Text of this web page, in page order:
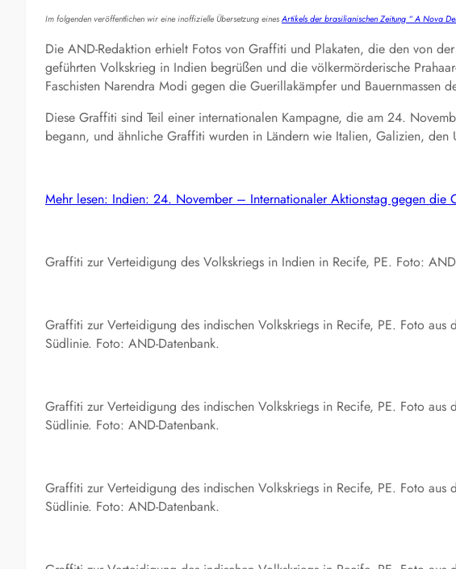
Im folgenden veröffentlichen wir eine inoffizielle Übersetzung eines Artikels der brasilianischen Zeitung “ A Nova
Die AND-Redaktion erhielt Fotos von Graffiti und Plakaten, die den von
geführten Volkskrieg in Indien begrüßen und die völkermörderische
Faschisten Narendra Modi gegen die Guerillakämpfer und Bauernmassen
Diese Graffiti sind Teil einer internationalen Kampagne, die am 24.
begann, und ähnliche Graffiti wurden in Ländern wie Italien, Galizien, den
Mehr lesen: Indien: 24. November – Internationaler Aktionstag gegen die
Graffiti zur Verteidigung des Volkskriegs in Indien in Recife, PE. Foto:
Graffiti zur Verteidigung des indischen Volkskriegs in Recife, PE. Foto aus
Südlinie. Foto: AND-Datenbank.
Graffiti zur Verteidigung des indischen Volkskriegs in Recife, PE. Foto aus
Südlinie. Foto: AND-Datenbank.
Graffiti zur Verteidigung des indischen Volkskriegs in Recife, PE. Foto aus
Südlinie. Foto: AND-Datenbank.